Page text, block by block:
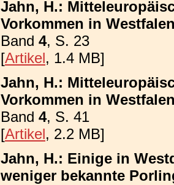
Jahn, H.:
Vorkommen in
Band 4, S. 23
[Artikel, 1.4 MB]
Jahn, H.:
Vorkommen in
Band 4, S. 41
[Artikel, 2.2 MB]
Jahn, H.: Einige in
weniger bekannte